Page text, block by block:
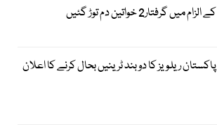
کے الزام میں گرفتار2 خواتین دم توڑ گئیں
پاکستان ریلویز کا دو بند ٹرینیں بحال کرنے کا اعلان